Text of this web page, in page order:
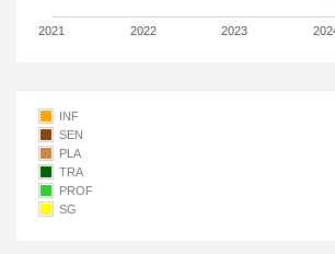
2021 2022 2023
INF
SEN
PLA
TRA
PROF
SG